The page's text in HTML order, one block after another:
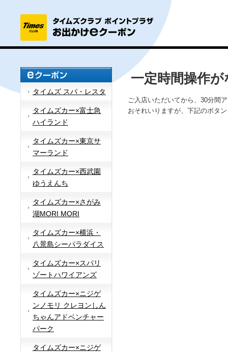
タイムズ スパ・レスタ
タイムズカー×富士急
ハイランド
タイムズカー×東京サ
マーランド
タイムズカー×西武園
ゆうえんち
タイムズカー×さがみ
湖MORI MORI
タイムズカー×横浜・
八景島シーパラダイス
タイムズカー×スパリ
ゾートハワイアンズ
タイムズカー×ニジゲ
ンノモリ クレヨンしん
ちゃんアドベンチャー
パーク
タイムズカー×ニジゲ
一定時間操作
ご入店いただいてから、30分間
おそれいりますが、下記のボタ